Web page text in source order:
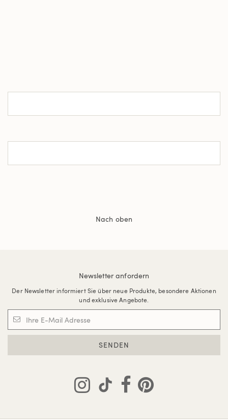
Nach oben
Newsletter anfordern
Der Newsletter informiert Sie über neue Produkte, besondere Aktionen
und exklusive Angebote.
SENDEN